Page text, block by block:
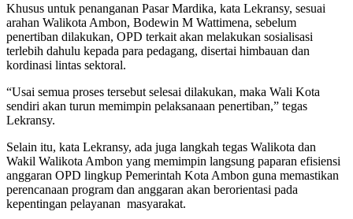
Khusus untuk penanganan Pasar Mardika, kata Lekransy, sesuai
arahan Walikota Ambon, Bodewin M Wattimena, sebelum
penertiban dilakukan, OPD terkait akan melakukan sosialisasi
terlebih dahulu kepada para pedagang, disertai himbauan dan
kordinasi lintas sektoral.
“Usai semua proses tersebut selesai dilakukan, maka Wali Kota
sendiri akan turun memimpin pelaksanaan penertiban,” tegas
Lekransy.
Selain itu, kata Lekransy, ada juga langkah tegas Walikota dan
Wakil Walikota Ambon yang memimpin langsung paparan efisiensi
anggaran OPD lingkup Pemerintah Kota Ambon guna memastikan
perencanaan program dan anggaran akan berorientasi pada
kepentingan pelayanan masyarakat.